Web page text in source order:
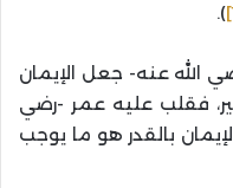
).
الله عنه- جعل الإيمان
فقلب عليه عمر -رضي
بالقدر هو ما يوجب